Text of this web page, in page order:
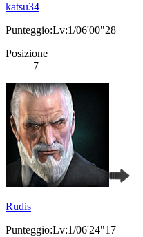
katsu34
Punteggio:Lv:1/06'00"28
Posizione
7
Rudis
Punteggio:Lv:1/06'24"17